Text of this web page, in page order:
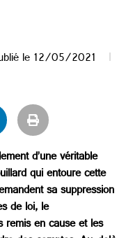
le12/05/2021
d’une véritable
qui entoure cette
sa suppression
de loi, le
remis en cause et les